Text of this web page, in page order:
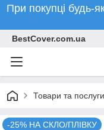
При покупці будь-
BestCover.com.ua
Товари та послуги
-25% НА СКЛО/ПЛІВКУ